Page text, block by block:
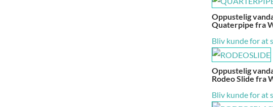
Oppustelig
Quaterpipe fra
Bliv kunde for at
Oppustelig
Rodeo Slide fra
Bliv kunde for at